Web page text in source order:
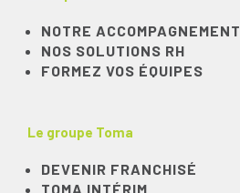
NOTRE ACCOMPAGNEMENT
NOS SOLUTIONS RH
FORMEZ VOS ÉQUIPES
Le groupe Toma
DEVENIR FRANCHISÉ
TOMA INTÉRIM